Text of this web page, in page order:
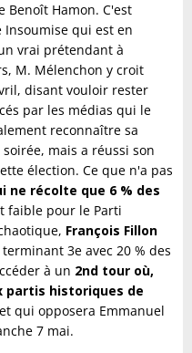
Benoît Hamon. C'est
Insoumise qui est en
vrai prétendant à
M. Mélenchon y croit
disant vouloir rester
par les médias qui le
reconnaître sa
mais a réussi son
élection. Ce que n'a pas
ne récolte que 6 % des
faible pour le Parti
François Fillon
terminant 3e avec 20 % des
à un 2nd tour où,
partis historiques de
qui opposera Emmanuel
7 mai.